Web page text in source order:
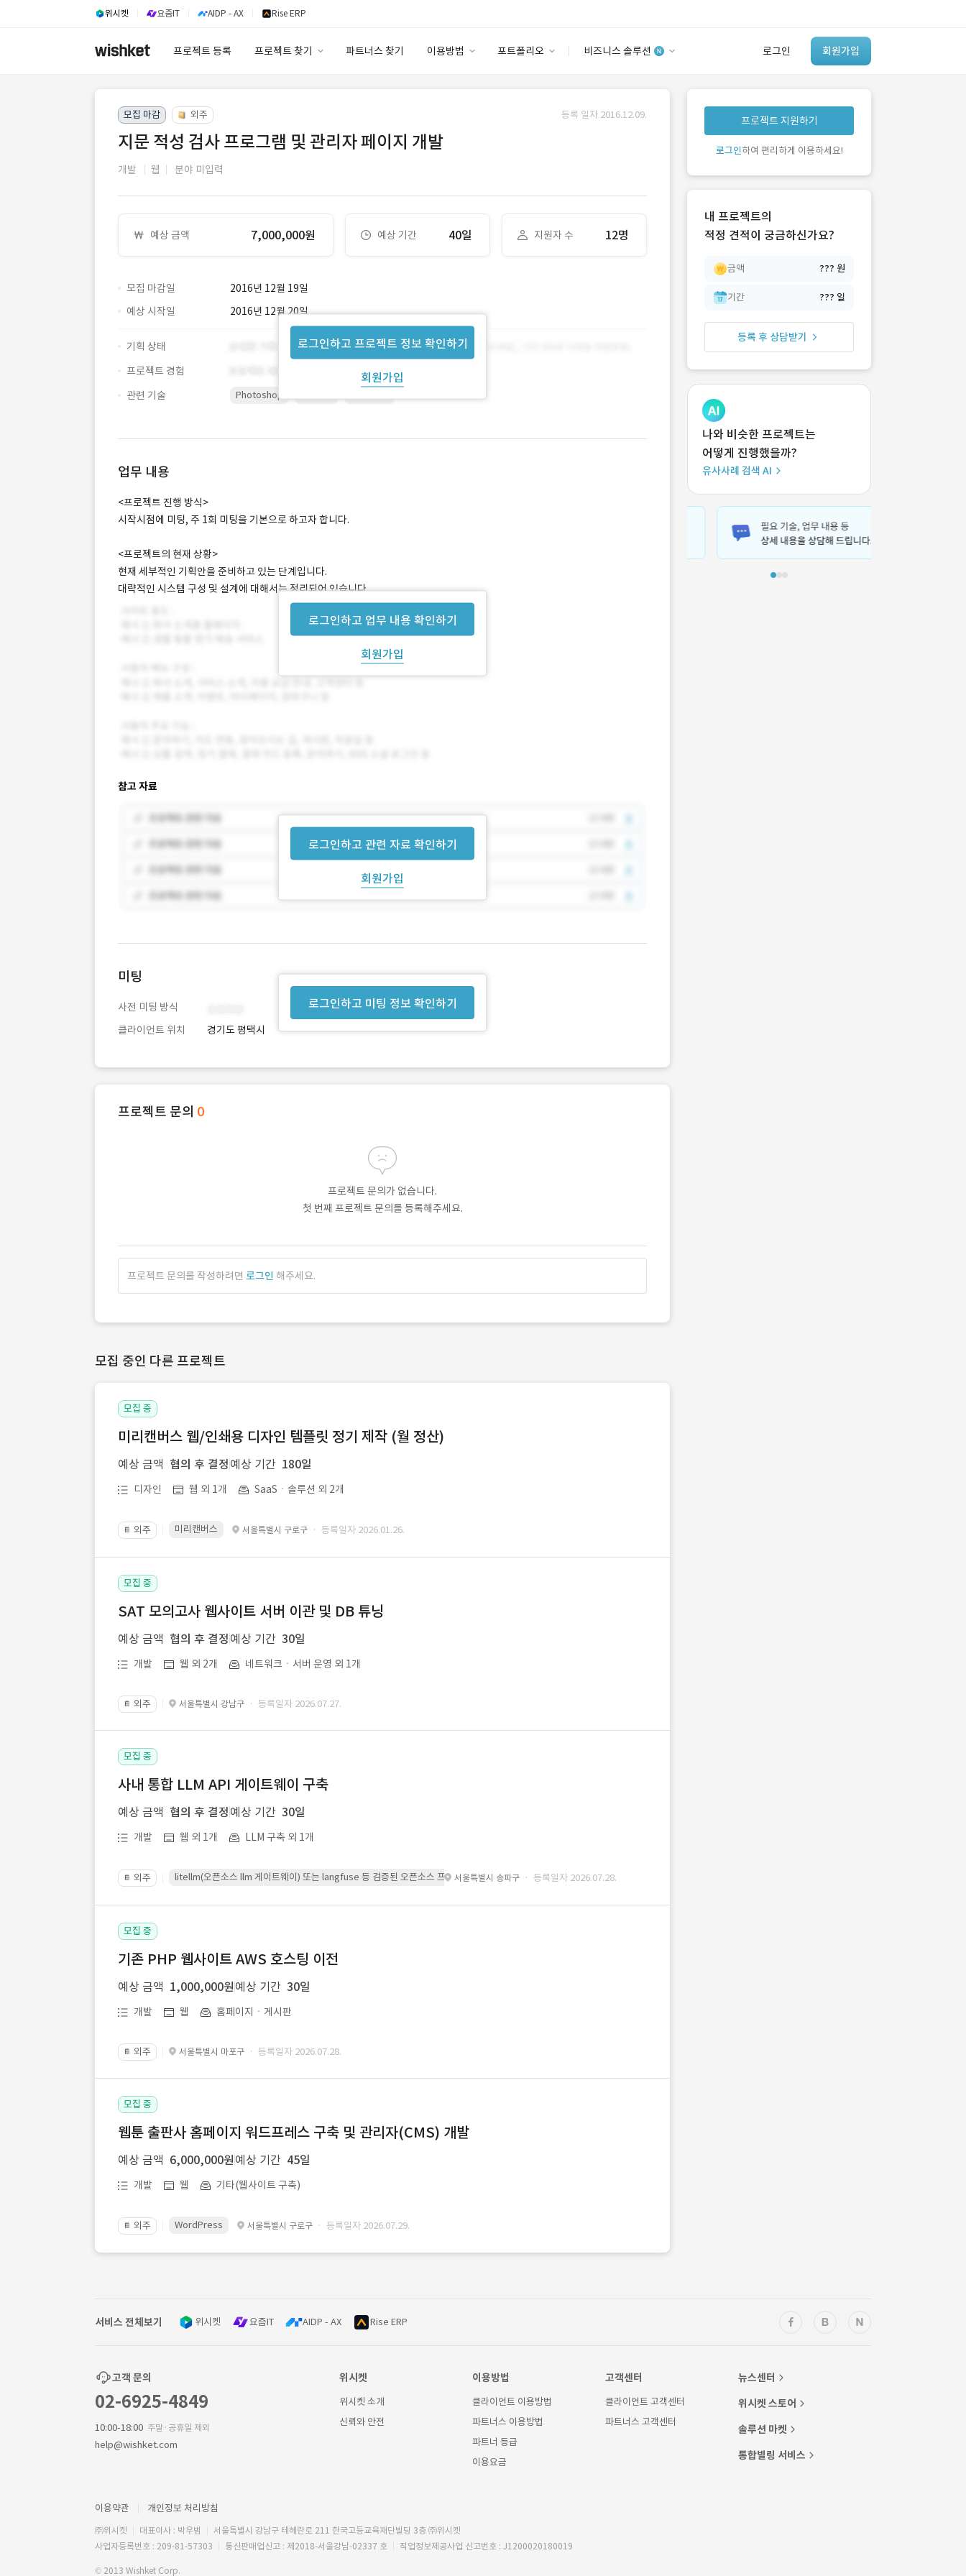
위시켓 요즘IT AIDP - AX Rise ERP
프로젝트 등록 프로젝트 찾기 파트너스 찾기 이용방법 포트폴리오 비즈니스 솔루션 로그인 회원가입
이용요금
고객센터
안심 코드 케어
유사사례 검색 AI
‘이런 거’ 만들어본
개발 회사 있어?
모집 마감 외주 등록 일자 2016.12.09.
지문 적성 검사 프로그램 및 관리자 페이지 개발
개발 웹 분야 미입력
예상 금액 7,000,000원 예상 기간 40일 지원자 수 12명
모집 마감일 2016년 12월 19일
로그인하고 프로젝트 정보 확인하기
회원가입
예상 시작일 2016년 12월 20일
기획 상태
프로젝트 경험
관련 기술
Photoshop
업무 내용
로그인하고 업무 내용 확인하기
회원가입
<프로젝트 진행 방식>
시작시점에 미팅, 주 1회 미팅을 기본으로 하고자 합니다.
<프로젝트의 현재 상황>
현재 세부적인 기획안을 준비하고 있는 단계입니다.
대략적인 시스템 구성 및 설계에 대해서는 정리되어 있습니다.
참고 자료
로그인하고 관련 자료 확인하기
회원가입
로그인하고 미팅 정보 확인하기
미팅
사전 미팅 방식
클라이언트 위치
경기도 평택시
프로젝트 문의 0
프로젝트 문의가 없습니다.
첫 번째 프로젝트 문의를 등록해주세요.
프로젝트 문의를 작성하려면 로그인 해주세요.
모집 중인 다른 프로젝트
모집 중
미리캔버스 웹/인쇄용 디자인 템플릿 정기 제작 (월 정산)
예상 금액 협의 후 결정 예상 기간 180일
디자인 웹 외 1개 SaaSㆍ솔루션 외 2개
📔 외주 미리캔버스 서울특별시 구로구 · 등록일자 2026.01.26.
모집 중
SAT 모의고사 웹사이트 서버 이관 및 DB 튜닝
예상 금액 협의 후 결정 예상 기간 30일
개발 웹 외 2개 네트워크ㆍ서버 운영 외 1개
📔 외주 서울특별시 강남구 · 등록일자 2026.07.27.
모집 중
사내 통합 LLM API 게이트웨이 구축
예상 금액 협의 후 결정 예상 기간 30일
개발 웹 외 1개 LLM 구축 외 1개
📔 외주 litellm(오픈소스 llm 게이트웨이) 또는 langfuse 등 검증된 오픈소스 프레임워크를 기반으로 시스템을 구축
서울특별시 송파구 · 등록일자 2026.07.28.
모집 중
기존 PHP 웹사이트 AWS 호스팅 이전
예상 금액 1,000,000원 예상 기간 30일
개발 웹 홈페이지ㆍ게시판
📔 외주 서울특별시 마포구 · 등록일자 2026.07.28.
모집 중
웹툰 출판사 홈페이지 워드프레스 구축 및 관리자(CMS) 개발
예상 금액 6,000,000원 예상 기간 45일
개발 웹 기타(웹사이트 구축)
📔 외주 WordPress 서울특별시 구로구 · 등록일자 2026.07.29.
프로젝트 지원하기
로그인하여 편리하게 이용하세요!
내 프로젝트의
적정 견적이 궁금하신가요?
금액 ??? 원
기간 ??? 일
등록 후 상담받기
나와 비슷한 프로젝트는
어떻게 진행했을까?
유사사례 검색 AI
서비스 전체보기 위시켓 요즘IT AIDP - AX Rise ERP
고객 문의
02-6925-4849
10:00-18:00 주말·공휴일 제외
help@wishket.com
위시켓
위시켓 소개
신뢰와 안전
이용방법
클라이언트 이용방법
파트너스 이용방법
파트너 등급
이용요금
고객센터
클라이언트 고객센터
파트너스 고객센터
뉴스센터
위시켓 스토어
솔루션 마켓
통합빌링 서비스
이용약관 개인정보 처리방침
㈜위시켓 대표이사 : 박우범
서울특별시 강남구 테헤란로 211 한국고등교육재단빌딩 3층 ㈜위시켓
사업자등록번호 : 209-81-57303
통신판매업신고 : 제2018-서울강남-02337 호 직업정보제공사업 신고번호 : J1200020180019
© 2013 Wishket Corp.